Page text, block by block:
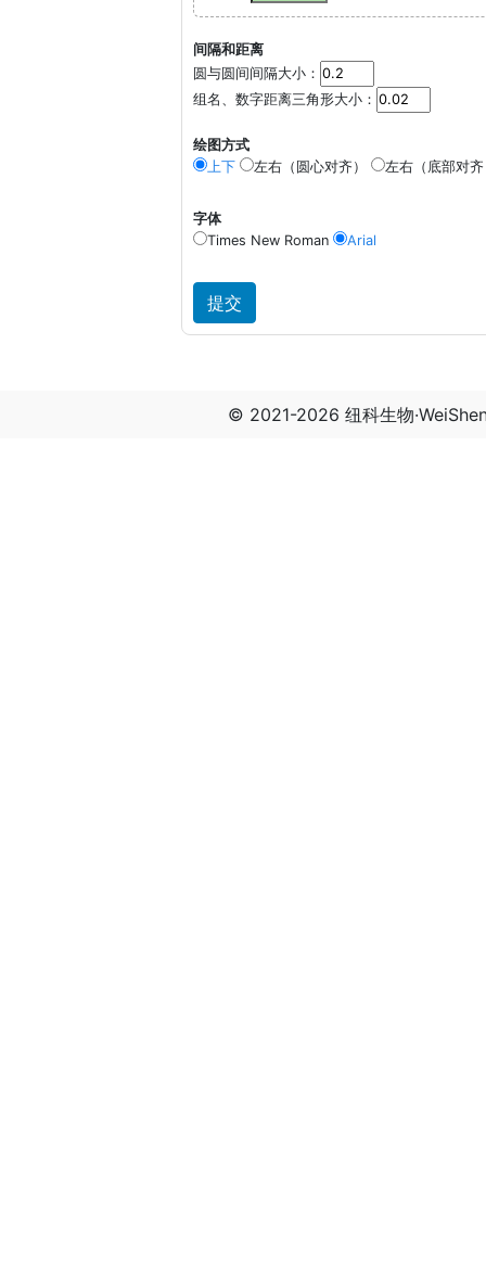
间隔和距离
圆与圆间间隔大小：
组名、数字距离三角形大小：
绘图方式
上下
左右（圆心对齐） 左右（底部对
字体
Times New Roman
Arial
© 2021-2026 纽科生物